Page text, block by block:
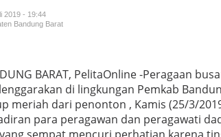
2019 - 19:44
Bandung Barat
BARAT, PelitaOnline -Peragaan
di lingkungan Pemkab
meriah dari penonton , Kamis (25/3/
para peragawan dan peragawati